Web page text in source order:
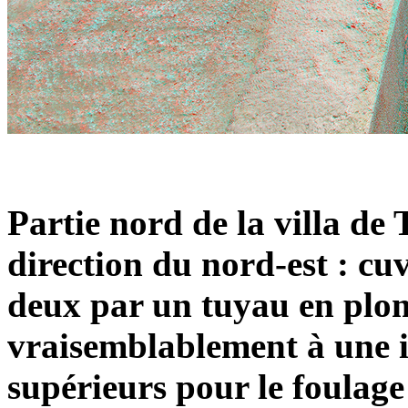
Partie nord de la villa de
direction du nord-est :
deux par un tuyau en
vraisemblablement à
supérieurs pour le